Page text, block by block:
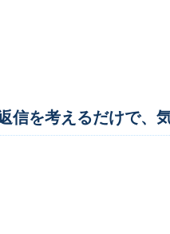
信を考えるだけで、